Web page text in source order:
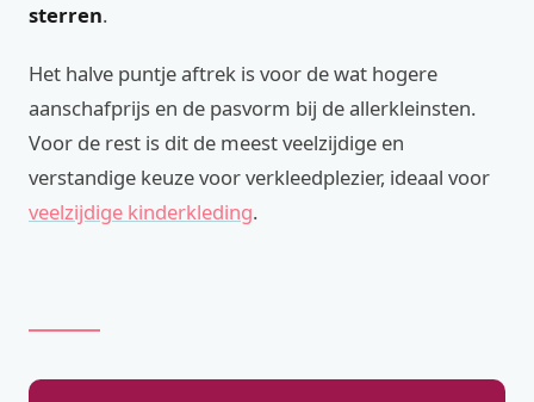
sterren.
Het halve puntje aftrek is voor de wat hogere
aanschafprijs en de pasvorm bij de allerkleinsten.
Voor de rest is dit de meest veelzijdige en
verstandige keuze voor verkleedplezier, ideaal voor
veelzijdige kinderkleding.